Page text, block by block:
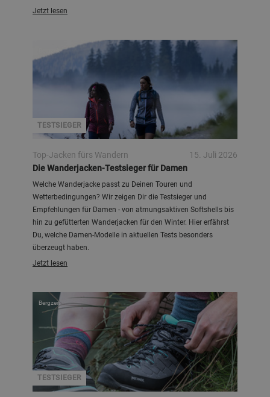
Jetzt lesen
TESTSIEGER
Top-Jacken fürs Wandern
15. Juli 2026
Die Wanderjacken-Testsieger für Damen
Welche Wanderjacke passt zu Deinen Touren und
Wetterbedingungen? Wir zeigen Dir die Testsieger und
Empfehlungen für Damen - von atmungsaktiven Softshells bis
hin zu gefütterten Wanderjacken für den Winter. Hier erfährst
Du, welche Damen-Modelle in aktuellen Tests besonders
überzeugt haben.
Jetzt lesen
TESTSIEGER
Bergzeit